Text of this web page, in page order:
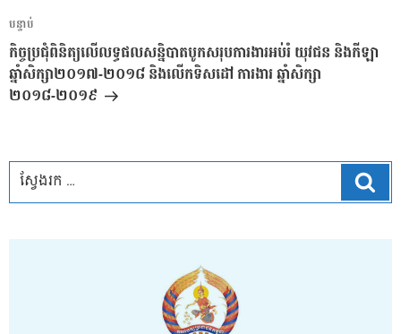
អត្ថបទ
បន្ទាប់
បន្ទាប់
កិច្ចប្រជុំពិនិត្យលើលទ្ធផលសន្និបាតបូកសរុបការងារអប់រំ យុវជន និងកីឡា
ឆ្នាំសិក្សា២០១៧-២០១៨ និងលើកទិសដៅ ការងារ ឆ្នាំសិក្សា
២០១៨-២០១៩